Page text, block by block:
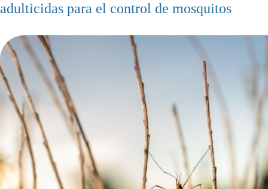
adulticidas para el control de mosquitos